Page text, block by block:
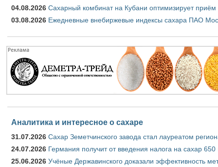
04.08.2026 Сахарный комбинат на Кубани оптимизирует приём
03.08.2026 Ежедневные внебиржевые индексы сахара ПАО
Аналитика и интересное о сахаре
31.07.2026 Сахар Земетчинского завода стал лауреатом
24.07.2026 Германия получит от введения налога на сахар
25.06.2026 Учёные Державинского доказали эффективность